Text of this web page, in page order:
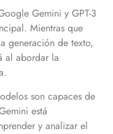
Gemini y GPT-3
Mientras que
generación de texto,
al abordar la
son capaces de
está
y analizar el